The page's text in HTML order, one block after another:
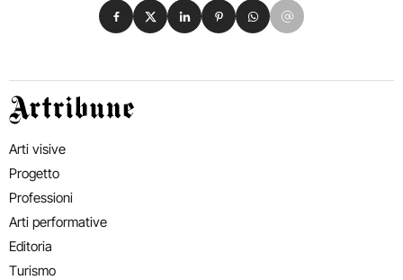
Condividi su Facebook
Condividi su X
Condividi su LinkedIn
Condividi su Pinterest
Condividi su WhatsApp
Condividi su Email
Artribune
Arti visive
Progetto
Professioni
Arti performative
Editoria
Turismo